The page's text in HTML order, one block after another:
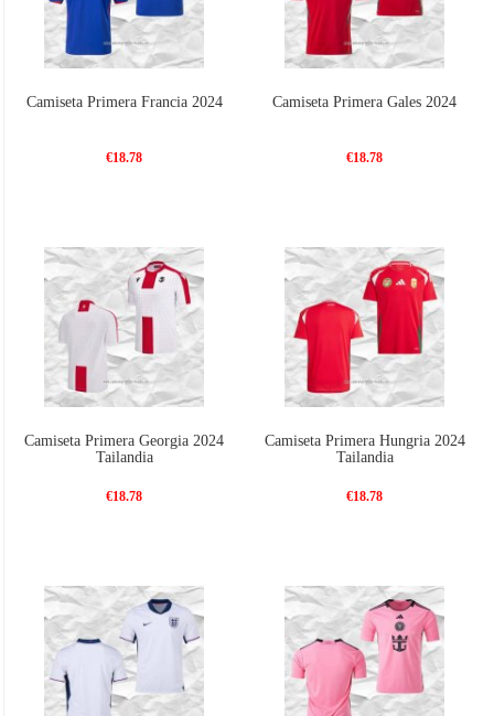
Camiseta Primera Francia 2024
€18.78
Camiseta Primera Gales 2024
€18.78
Camiseta Primera Georgia 2024
Tailandia
€18.78
Camiseta Primera Hungria 2024
Tailandia
€18.78